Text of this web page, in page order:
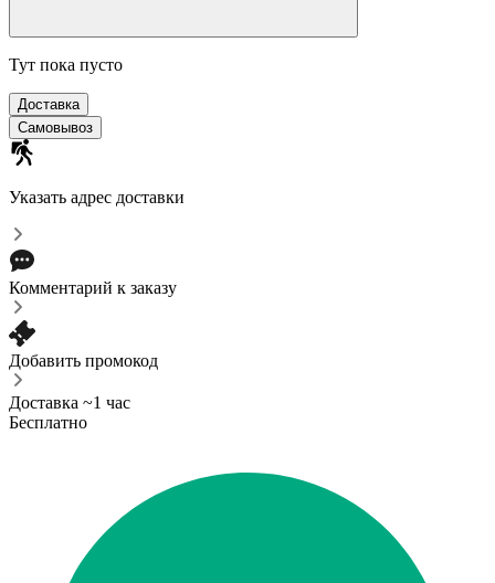
Тут пока пусто
Доставка
Самовывоз
Указать адрес доставки
Комментарий к заказу
Добавить промокод
Доставка ~1 час
Бесплатно